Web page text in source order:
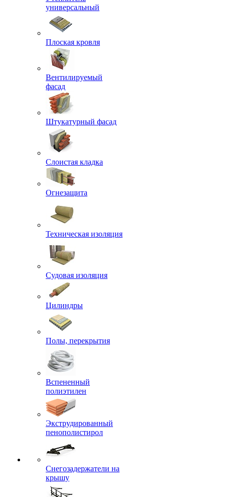
универсальный
Плоская кровля
Вентилируемый
фасад
Штукатурный фасад
Слоистая кладка
Огнезащита
Техническая изоляция
Судовая изоляция
Цилиндры
Полы, перекрытия
Вспененный
полиэтилен
Экструдированный
пенополистирол
Снегозадержатели на
крышу